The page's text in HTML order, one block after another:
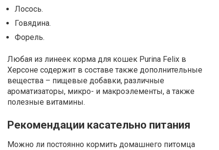
Лосось.
Говядина.
Форель.
Любая из линеек корма для кошек Purina Felix в
Херсоне содержит в составе также дополнительные
вещества – пищевые добавки, различные
ароматизаторы, микро- и макроэлементы, а также
полезные витамины.
Рекомендации касательно питания
Можно ли постоянно кормить домашнего питомца